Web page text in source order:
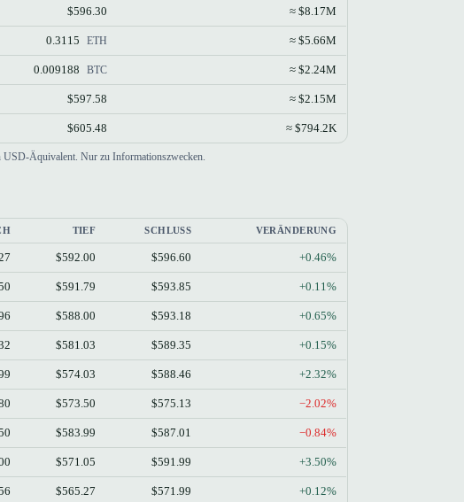
$596.30 ≈ $8.17M
0.3115 ETH ≈ $5.66M
0.009188 BTC ≈ $2.24M
$597.58 ≈ $2.15M
$605.48 ≈ $794.2K
USD-Äquivalent. Nur zu Informationszwecken.
TIEF SCHLUSS VERÄNDERUNG
$592.00 $596.60 +0.46%
$591.79 $593.85 +0.11%
$588.00 $593.18 +0.65%
$581.03 $589.35 +0.15%
$574.03 $588.46 +2.32%
$573.50 $575.13 −2.02%
$583.99 $587.01 −0.84%
$571.05 $591.99 +3.50%
$565.27 $571.99 +0.12%